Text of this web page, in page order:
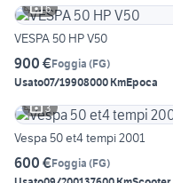
6
VESPA 50 HP V50
900 €Foggia (FG)
Usato07/19908000 KmEpoca
3
Vespa 50 et4 tempi 2001
600 €Foggia (FG)